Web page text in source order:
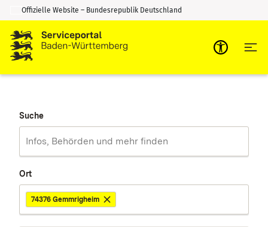
Zum Inhalt springen
Zur Suche springen
Offizielle Website – Bundesrepublik Deutschland
Suche
Ort
74376 Gemmrigheim